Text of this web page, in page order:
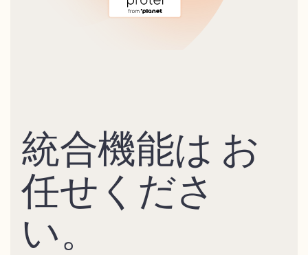
統合機能は お
任せくださ
い。